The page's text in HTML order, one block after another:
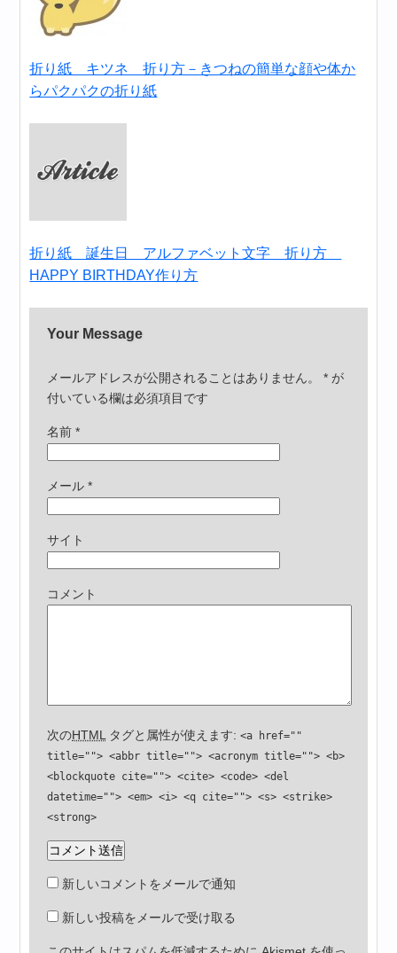
折り紙 キツネ 折り方－きつねの簡単な顔や体か
らパクパクの折り紙
折り紙 誕生日 アルファベット文字 折り方
HAPPY BIRTHDAY作り方
Your Message
メールアドレスが公開されることはありません。 * が
付いている欄は必須項目です
名前*
メール*
サイト
コメント
次のHTML タグと属性が使えます:<a href=""
title=""> <abbr title=""> <acronym title=""> <b>
<blockquote cite=""> <cite> <code> <del
datetime=""> <em> <i> <q cite=""> <s> <strike>
<strong>
新しいコメントをメールで通知
新しい投稿をメールで受け取る